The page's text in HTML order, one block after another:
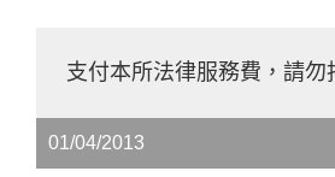
支付本所法律服務費，請勿
01/04/2013